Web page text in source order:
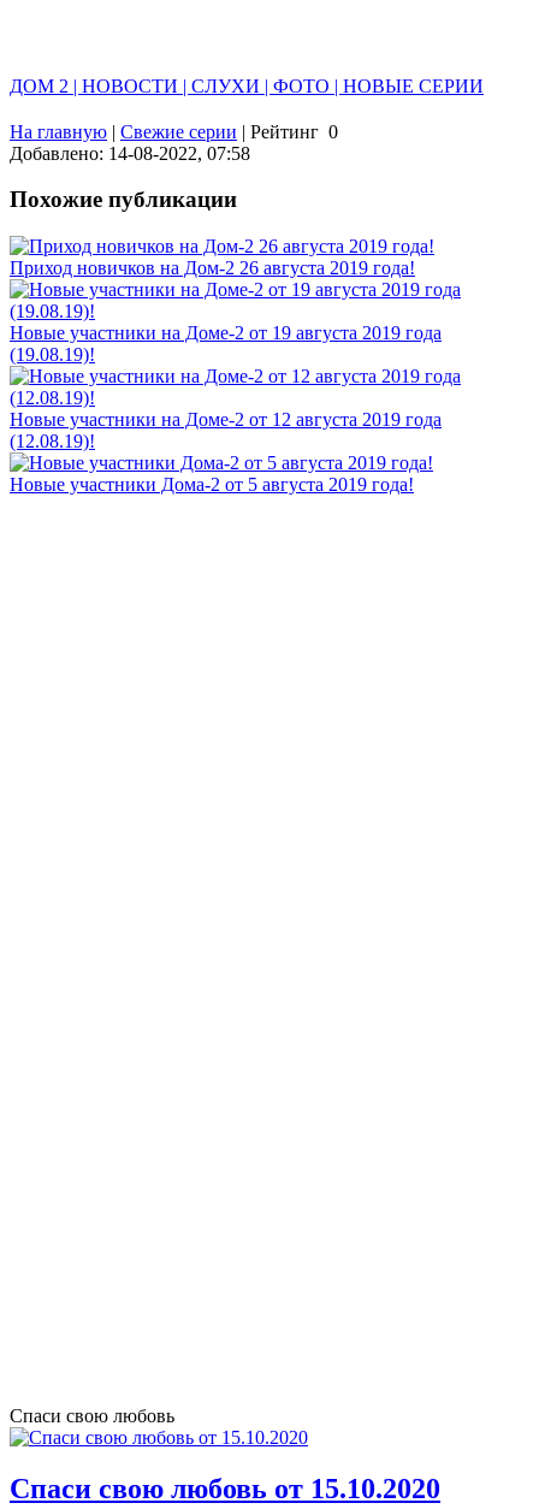
ДОМ 2 | НОВОСТИ | СЛУХИ | ФОТО | НОВЫЕ СЕРИИ
На главную | Свежие серии | Рейтинг 0
Добавлено: 14-08-2022, 07:58
Похожие публикации
Приход новичков на Дом-2 26 августа 2019 года!
Новые участники на Доме-2 от 19 августа 2019 года
(19.08.19)!
Новые участники на Доме-2 от 12 августа 2019 года
(12.08.19)!
Новые участники Дома-2 от 5 августа 2019 года!
Спаси свою любовь
Спаси свою любовь от 15.10.2020